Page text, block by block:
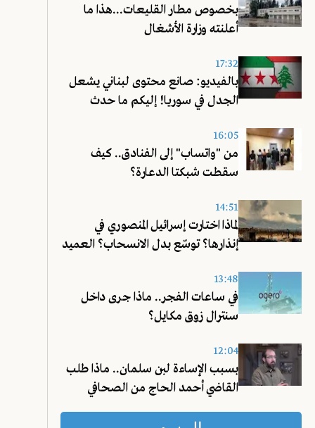
بخصوص مطار القليعات...هذا ما
أعلنته وزارة الأشغال
17:32
بالفيديو: صانع محتوى لبناني يشعل
الجدل في سوريا! إليكم ما حدث
16:05
من "واتساب" إلى الفنادق.. كيف
سقطت شبكتا الدعارة؟
14:51
لماذا اختارت إسرائيل المنصوري في
إنذارها؟ توسّع بدل الانسحاب؟ العميد
13:48
في ساعات الفجر.. ماذا جرى داخل
سنترال زوق مكايل؟
12:04
بسبب الإساءة لبن سلمان.. ماذا طلب
القاضي أحمد الحاج من الصحافي